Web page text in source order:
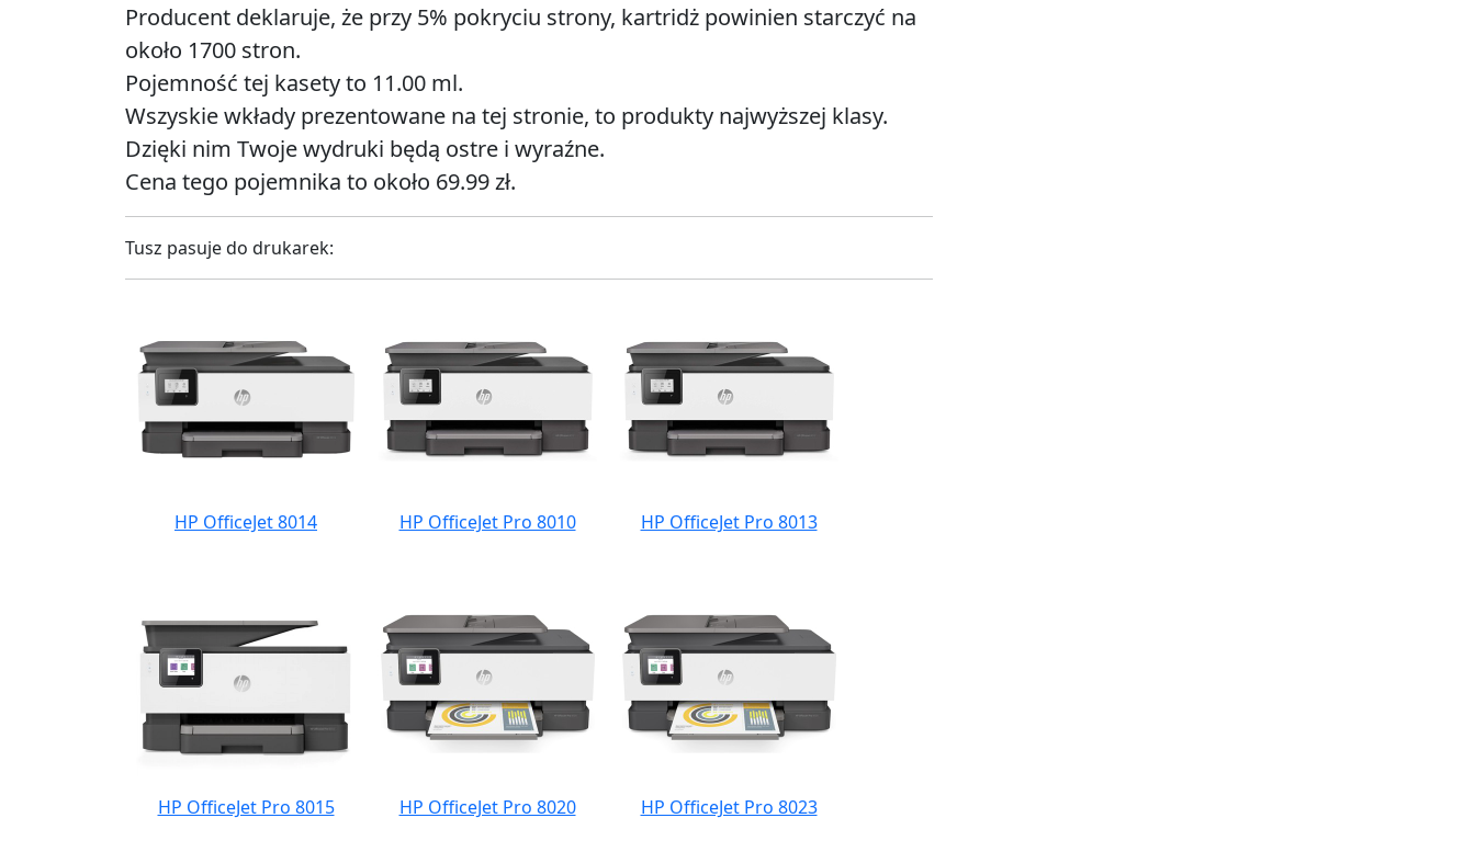
Producent deklaruje, że przy 5% pokryciu strony, kartridż powinien starczyć na
około 1700 stron.
Pojemność tej kasety to 11.00 ml.
Wszyskie wkłady prezentowane na tej stronie, to produkty najwyższej klasy.
Dzięki nim Twoje wydruki będą ostre i wyraźne.
Cena tego pojemnika to około 69.99 zł.
Tusz pasuje do drukarek:
HP OfficeJet 8014 HP OfficeJet Pro 8010 HP OfficeJet Pro 8013
HP OfficeJet Pro 8015 HP OfficeJet Pro 8020 HP OfficeJet Pro 8023